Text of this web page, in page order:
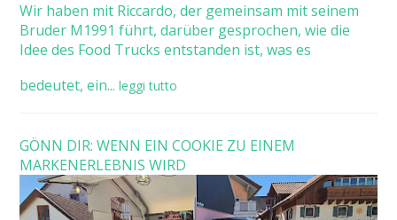
Wir haben mit Riccardo, der gemeinsam mit seinem
Bruder M1991 führt, darüber gesprochen, wie die
Idee des Food Trucks entstanden ist, was es
bedeutet, ein... leggi tutto
GÖNN DIR: WENN EIN COOKIE ZU EINEM
MARKENERLEBNIS WIRD